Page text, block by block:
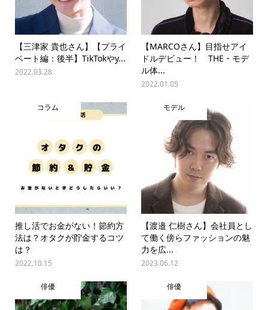
【三津家 貴也さん】【プライ
ベート編：後半】TikTokやy...
2022.03.28
【MARCOさん】目指せアイ
ドルデビュー！ THE・モデ
ル体...
2022.01.05
コラム
推し活でお金がない！節約方
法は？オタクが貯金するコツ
は？
2022.10.15
モデル
【渡邉 仁樹さん】会社員とし
て働く傍らファッションの魅
力を広...
2023.06.12
俳優 俳優